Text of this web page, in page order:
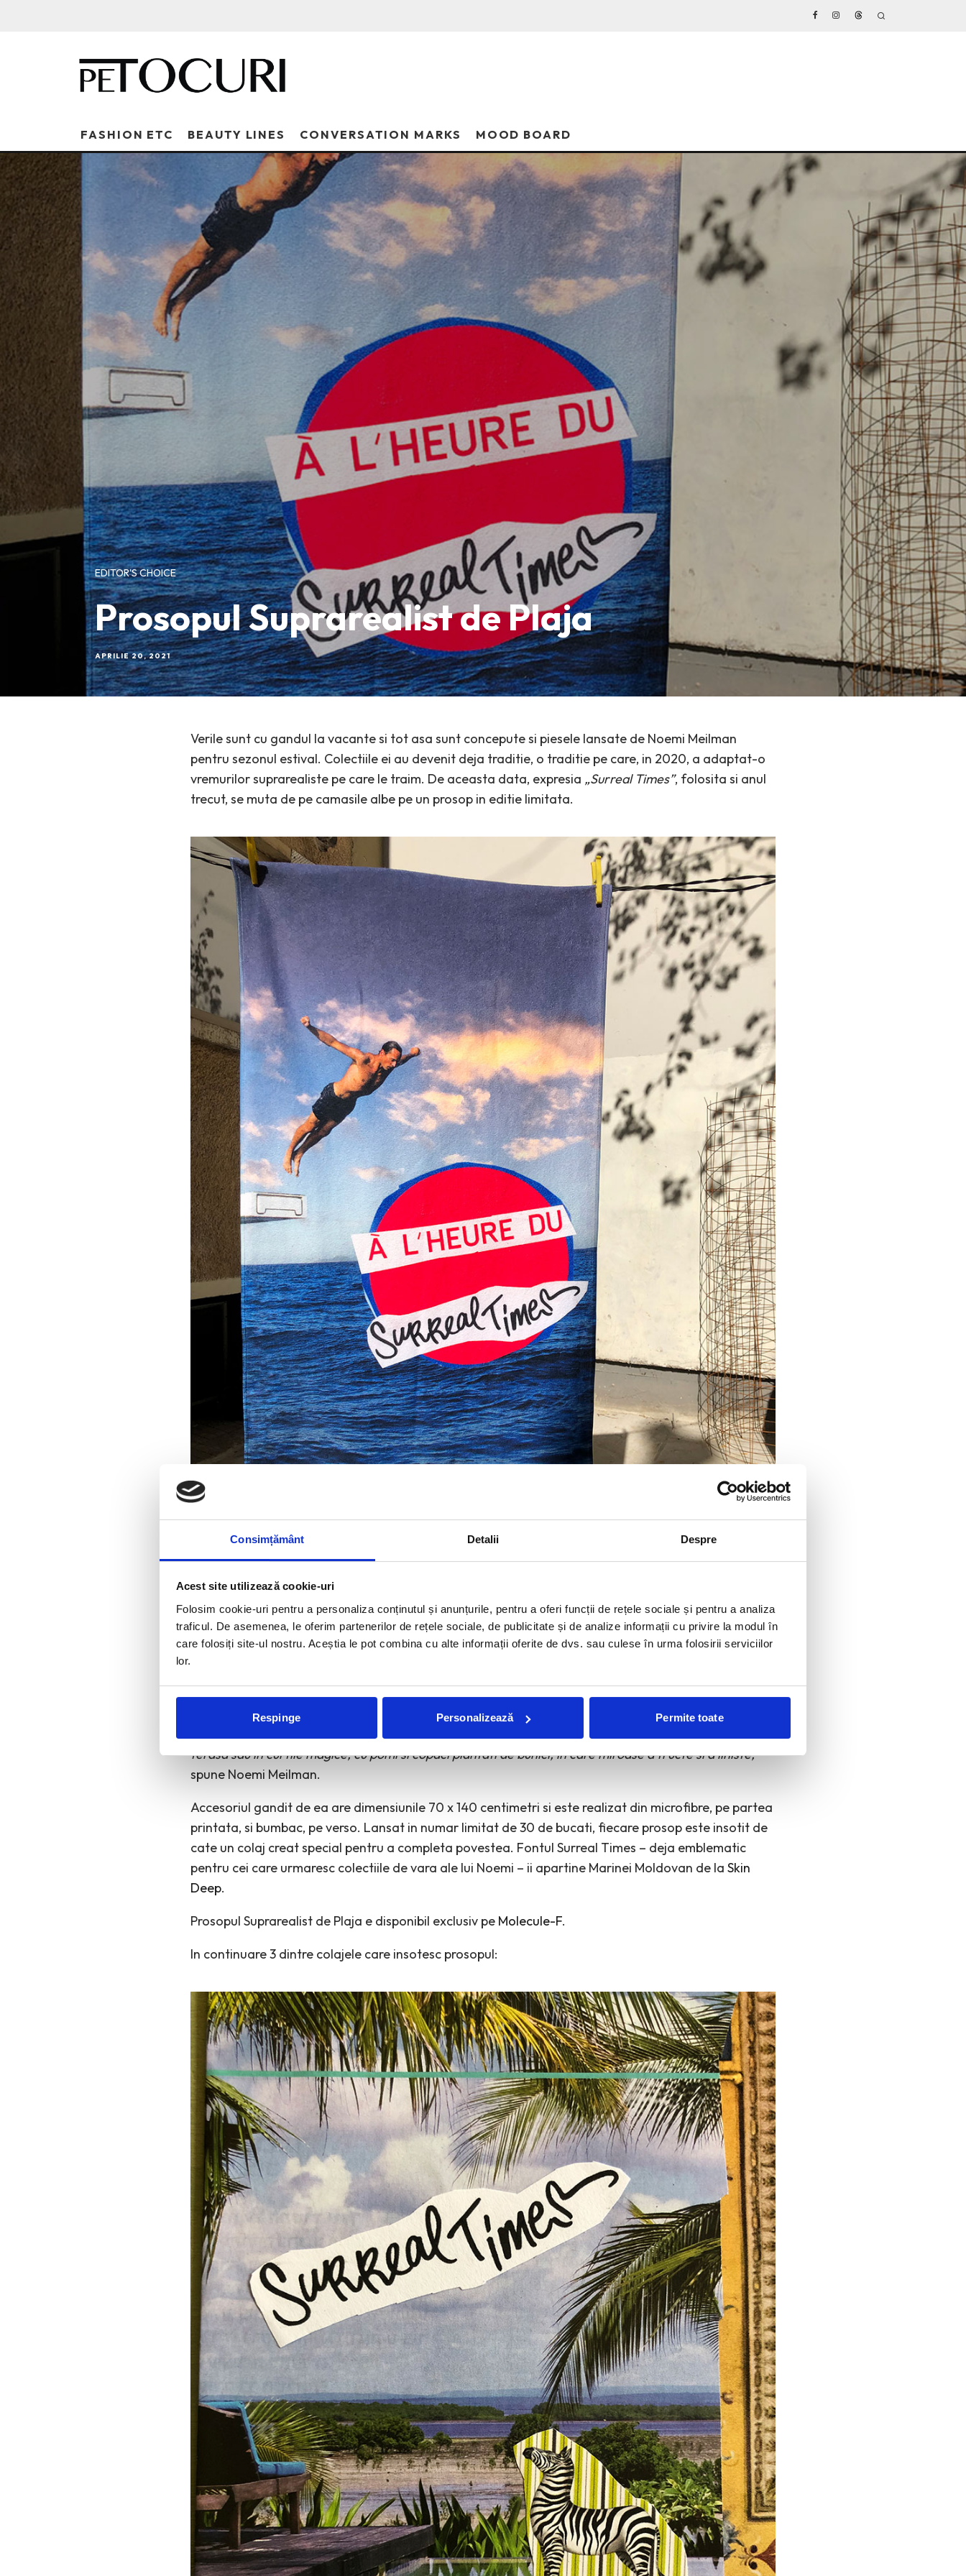
Consimțământ Detalii Despre
Acest site utilizează cookie-uri
Folosim cookie-uri pentru a personaliza conținutul și anunțurile, pentru a oferi funcții de rețele sociale și pentru a analiza
traficul. De asemenea, le oferim partenerilor de rețele sociale, de publicitate și de analize informații cu privire la modul în
care folosiți site-ul nostru. Aceștia le pot combina cu alte informații oferite de dvs. sau culese în urma folosirii serviciilor
lor.
Respinge Personalizează Permite toate
FASHION ETC BEAUTY LINES CONVERSATION MARKS MOOD BOARD
EDITOR'S CHOICE
Prosopul Suprarealist de Plaja
APRILIE 20, 2021
Verile sunt cu gandul la vacante si tot asa sunt concepute si piesele lansate de Noemi Meilman
pentru sezonul estival. Colectiile ei au devenit deja traditie, o traditie pe care, in 2020, a adaptat-o
vremurilor suprarealiste pe care le traim. De aceasta data, expresia „Surreal Times”, folosita si anul
trecut, se muta de pe camasile albe pe un prosop in editie limitata.
Towel, destinat verii lui 2021.
Prosopul Suprarealist de Plaja te va insoti in vacantele ce vor veni, la mare, la ocean, la piscina, pe
terasa sau in curtile magice, cu pomi si copaci plantati de bunici, in care miroase a fructe si a liniste,”
spune Noemi Meilman.
Accesoriul gandit de ea are dimensiunile 70 x 140 centimetri si este realizat din microfibre, pe partea
printata, si bumbac, pe verso. Lansat in numar limitat de 30 de bucati, fiecare prosop este insotit de
cate un colaj creat special pentru a completa povestea. Fontul Surreal Times – deja emblematic
pentru cei care urmaresc colectiile de vara ale lui Noemi – ii apartine Marinei Moldovan de la Skin
Deep.
Prosopul Suprarealist de Plaja e disponibil exclusiv pe Molecule-F.
In continuare 3 dintre colajele care insotesc prosopul: